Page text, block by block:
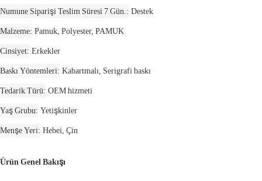
Numune Siparişi Teslim Süresi 7 Gün. Destek
Malzeme Pamuk, Polyester, PAMUK
Cinsiyet Erkekler
Baskı Yöntemleri Kabartmalı, Serigrafi baskı
Tedarik Türü OEM hizmeti
Yaş Grubu Yetişkinler
Menşe Yeri Hebei, Çin
Ürün Genel Bakışı